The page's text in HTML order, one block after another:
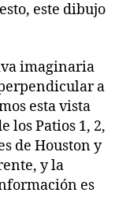
este dibujo
imaginaria
a
esta vista
los Patios 1, 2,
de Houston y
y la
es